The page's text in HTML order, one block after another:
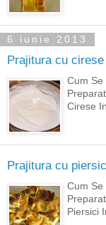
6 iunie 2013
Prajitura cu cirese
Cum Se
Cirese
Prajitura cu
Cum Se
Piersici